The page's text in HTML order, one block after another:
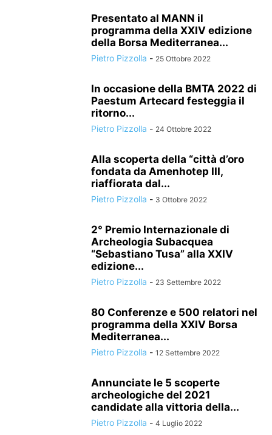
Presentato al MANN il
programma della XXIV edizione
della Borsa Mediterranea...
Pietro Pizzolla - 25 Ottobre 2022
In occasione della BMTA 2022 di
Paestum Artecard festeggia il
ritorno...
Pietro Pizzolla - 24 Ottobre 2022
Alla scoperta della “città d’oro
fondata da Amenhotep III,
riaffiorata dal...
Pietro Pizzolla - 3 Ottobre 2022
2° Premio Internazionale di
Archeologia Subacquea
“Sebastiano Tusa” alla XXIV
edizione...
Pietro Pizzolla - 23 Settembre 2022
80 Conferenze e 500 relatori nel
programma della XXIV Borsa
Mediterranea...
Pietro Pizzolla - 12 Settembre 2022
Annunciate le 5 scoperte
archeologiche del 2021
candidate alla vittoria della...
Pietro Pizzolla - 4 Luglio 2022